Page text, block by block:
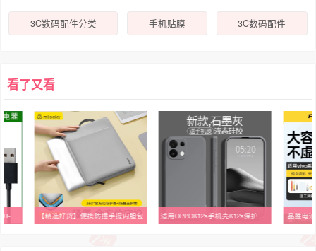
3C数码配件分类 手机贴膜 3C数码配件
看了又看
适用 松下摄像机SDR-H85 SDR-H95 H101 S45 S71 T50 GK电池充电器 【精选好货】便携防撞手提内胆包 适用OPPOK12s手机壳K12s保护套OPPO5G新款PLD110液态硅胶OPPOPLD镜头全包防摔0pp0高级感opk简约男女外壳oppk 品胜电